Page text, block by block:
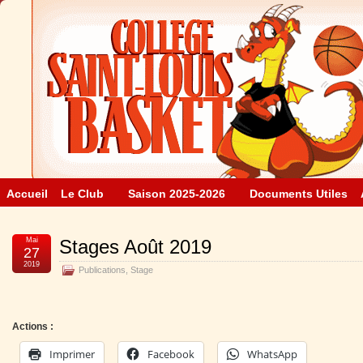
Accueil Le Club Saison 2025-2026 Documents Utiles
Stages Août 2019
Publications Stage
Mai
27
2019
Actions :
Imprimer Facebook WhatsApp